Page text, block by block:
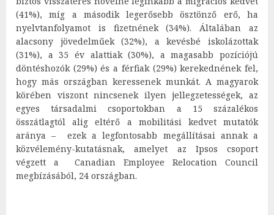
(41%), míg a második legerősebb ösztönző erő, ha
nyelvtanfolyamot is fizetnének (34%). Általában az
alacsony jövedelműek (32%), a kevésbé iskolázottak
(31%), a 35 év alattiak (30%), a magasabb pozíciójú
döntéshozók (29%) és a férfiak (29%) kerekednének fel,
hogy más országban keressenek munkát. A magyarok
körében viszont nincsenek ilyen jellegzetességek, az
egyes társadalmi csoportokban a 15 százalékos
összátlagtól alig eltérő a mobilitási kedvet mutatók
aránya – ezek a legfontosabb megállításai annak a
közvélemény-kutatásnak, amelyet az Ipsos csoport
végzett a Canadian Employee Relocation Council
megbízásából, 24 országban.